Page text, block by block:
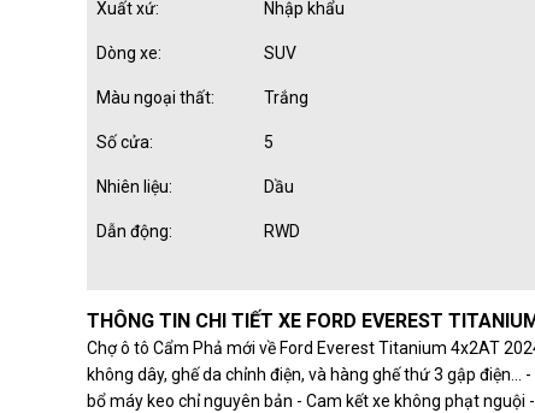
Xuất xứ: Nhập khẩu
Dòng xe: SUV
Màu ngoại thất: Trắng
Số cửa: 5
Nhiên liệu: Dầu
Dẫn động: RWD
THÔNG TIN CHI TIẾT XE FORD EVEREST
Chợ ô tô Cẩm Phả mới về Ford Everest Titanium 4x2AT
không dây, ghế da chỉnh điện, và hàng ghế thứ 3 gập
bổ máy keo chỉ nguyên bản - Cam kết xe không phạt